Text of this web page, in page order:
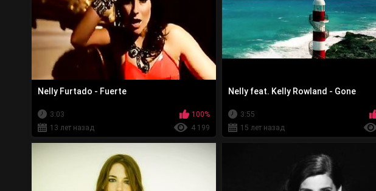
Nelly Furtado - Fuerte
3:03
100%
13 лет назад
4 199
Nelly feat. Kelly Rowland - Gone
3:55
15 лет назад